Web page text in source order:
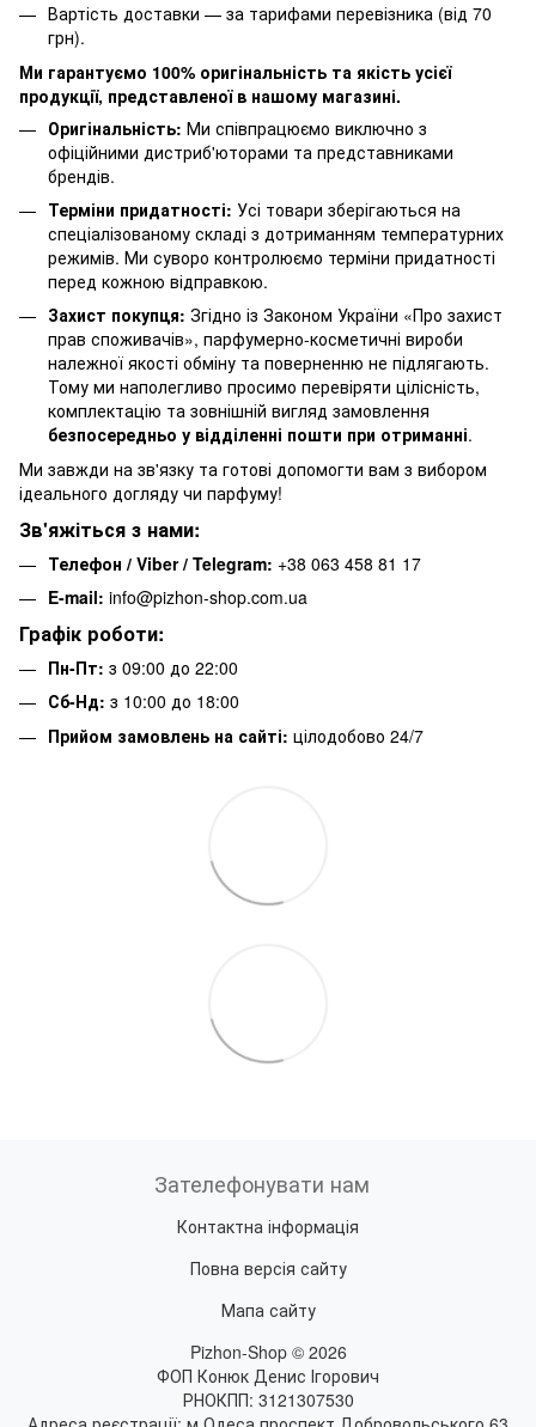
Вартість доставки — за тарифами перевізника (від 70
грн).
Ми гарантуємо 100% оригінальність та якість усієї
продукції, представленої в нашому магазині.
Оригінальність: Ми співпрацюємо виключно з
офіційними дистриб'юторами та представниками
брендів.
Терміни придатності: Усі товари зберігаються на
спеціалізованому складі з дотриманням температурних
режимів. Ми суворо контролюємо терміни придатності
перед кожною відправкою.
Захист покупця: Згідно із Законом України «Про захист
прав споживачів», парфумерно-косметичні вироби
належної якості обміну та поверненню не підлягають.
Тому ми наполегливо просимо перевіряти цілісність,
комплектацію та зовнішній вигляд замовлення
безпосередньо у відділенні пошти при отриманні.
Ми завжди на зв'язку та готові допомогти вам з вибором
ідеального догляду чи парфуму!
Зв'яжіться з нами:
Телефон / Viber / Telegram: +38 063 458 81 17
E-mail: info@pizhon-shop.com.ua
Графік роботи:
Пн-Пт: з 09:00 до 22:00
Сб-Нд: з 10:00 до 18:00
Прийом замовлень на сайті: цілодобово 24/7
Зателефонувати нам
Контактна інформація
Повна версія сайту
Мапа сайту
Pizhon-Shop © 2026
ФОП Конюк Денис Ігорович
РНОКПП: 3121307530